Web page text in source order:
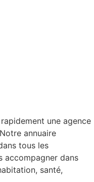
une agence
annuaire
tous les
accompagner dans
santé,